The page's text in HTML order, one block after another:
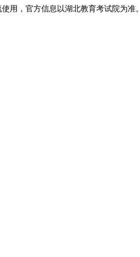
用，官方信息以湖北教育考试院为准。